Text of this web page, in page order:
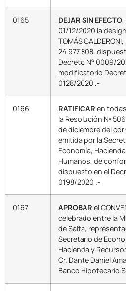
0165 DEJAR SIN EFECTO,
01/12/2020 la
TOMÁS CALDERONI,
24.977.808,
Decreto N° 0009/
modificatorio
0128/2020 .-
0166 RATIFICAR en
la Resolución Nº
de diciembre del
emitida por la
Economía,
Humanos, de
dispuesto en el
0198/2020 .-
0167 APROBAR el
celebrado entre la
de Salta,
Secretario de
Hacienda y
Cr. Dante Daniel
Banco Hipotecario